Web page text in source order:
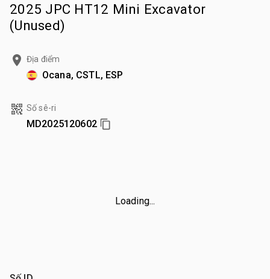
2025 JPC HT12 Mini Excavator
(Unused)
Địa điểm
Ocana, CSTL, ESP
Số sê-ri
MD2025120602
Loading...